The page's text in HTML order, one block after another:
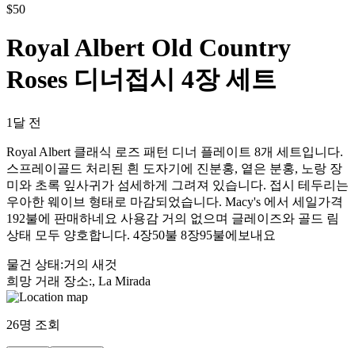
$50
Royal Albert Old Country
Roses 디너접시 4장 세트
1달 전
Royal Albert 클래식 로즈 패턴 디너 플레이트 8개 세트입니다.
스프레이골드 처리된 흰 도자기에 진분홍, 옅은 분홍, 노랑 장
미와 초록 잎사귀가 섬세하게 그려져 있습니다. 접시 테두리는
우아한 웨이브 형태로 마감되었습니다. Macy's 에서 세일가격
192불에 판매하네요 사용감 거의 없으며 글레이즈와 골드 림
상태 모두 양호합니다. 4장50불 8장95불에보내요
물건 상태 :거의 새것
희망 거래 장소:, La Mirada
26명 조회